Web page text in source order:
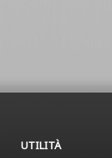
UTILITÀ